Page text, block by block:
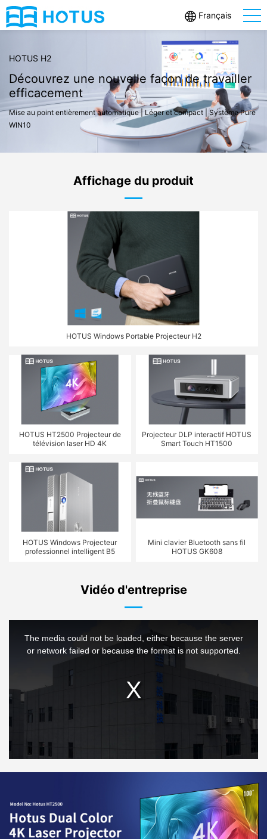
Français
HOTUS HT2500
Projection 4K Full HD à ultra courte focale
Écran de projection à focale ultra-courte | Laser bicolore | Refroidissement
par eau
Affichage du produit
HOTUS Windows Portable Projecteur H2
HOTUS HT2500 Projecteur de
télévision laser HD 4K
Projecteur DLP interactif HOTUS
Smart Touch HT1500
HOTUS Windows Projecteur
professionnel intelligent B5
Mini clavier Bluetooth sans fil
HOTUS GK608
Vidéo d'entreprise
The media could not be loaded, either because the server
or network failed or because the format is not supported.